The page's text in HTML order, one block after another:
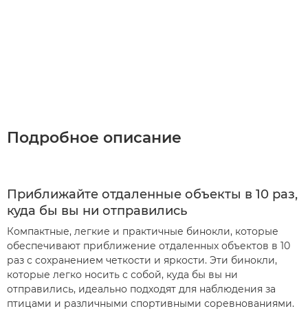
Подробное описание
Приближайте отдаленные объекты в 10 раз,
куда бы вы ни отправились
Компактные, легкие и практичные бинокли, которые
обеспечивают приближение отдаленных объектов в 10
раз с сохранением четкости и яркости. Эти бинокли,
которые легко носить с собой, куда бы вы ни
отправились, идеально подходят для наблюдения за
птицами и различными спортивными соревнованиями.